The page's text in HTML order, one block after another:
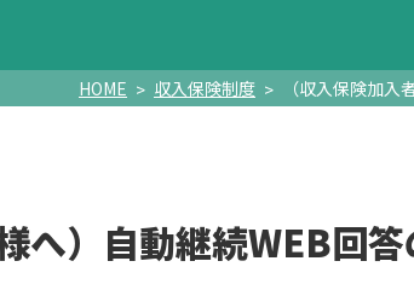
HOME 収入保険制度 （収入保険加
へ）自動継続WEB回